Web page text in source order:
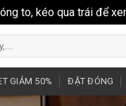
to, kéo qua trái để
GIẢM 50% ĐẶT ĐÓNG